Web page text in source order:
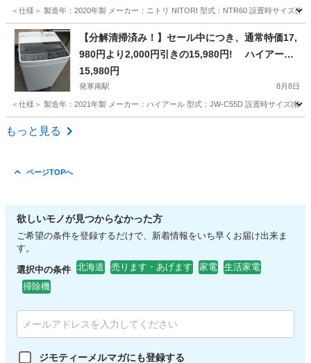
＜仕様＞ 製造年：2020年製 メーカー：ニトリ NITORI 型式：NTR60 設置時サイズ(
北海道 札幌市 発寒南駅 生活家電 NTR
【分解清掃済み！】セール中につき、通常特価17,
980円より2,000円引きの15,980円! ハイアール
洗濯機 2021年製 5.5kg JW-C55D
15,980円
発寒南駅 8月8日
＜仕様＞ 製造年：2021年製 メーカー：ハイアール 型式：JW-C55D 設置時サイズ(
北海道 札幌市
もっと見る
ページTOPへ
欲しいモノが見つからなかった方
ご希望の条件を登録するだけで、新着情報をいち早くお届け出来ま
す。
選択中の条件 北海道 売ります・あげます 家電
生活家電
掃除機
ジモティーメルマガにも登録する